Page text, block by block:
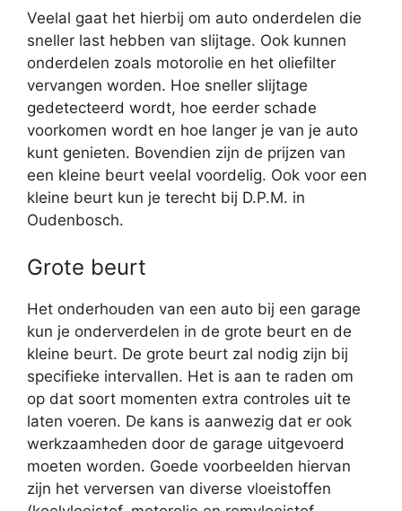
Veelal gaat het hierbij om auto onderdelen die
sneller last hebben van slijtage. Ook kunnen
onderdelen zoals motorolie en het oliefilter
vervangen worden. Hoe sneller slijtage
gedetecteerd wordt, hoe eerder schade
voorkomen wordt en hoe langer je van je auto
kunt genieten. Bovendien zijn de prijzen van
een kleine beurt veelal voordelig. Ook voor een
kleine beurt kun je terecht bij D.P.M. in
Oudenbosch.
Grote beurt
Het onderhouden van een auto bij een garage
kun je onderverdelen in de grote beurt en de
kleine beurt. De grote beurt zal nodig zijn bij
specifieke intervallen. Het is aan te raden om
op dat soort momenten extra controles uit te
laten voeren. De kans is aanwezig dat er ook
werkzaamheden door de garage uitgevoerd
moeten worden. Goede voorbeelden hiervan
zijn het verversen van diverse vloeistoffen